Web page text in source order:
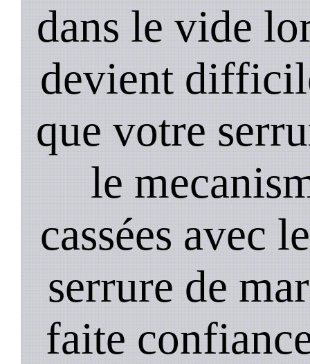
dans le vide
devient
que votre
le
cassées avec
serrure de
faite